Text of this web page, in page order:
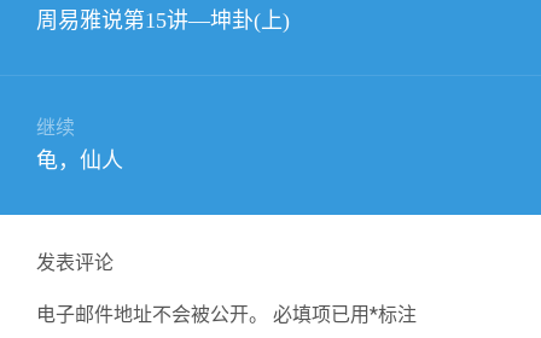
上
章：
周易雅说第15讲—坤卦(上)
继续
下
文
章：
龟，仙人
发表评论
电子邮件地址不会被公开。 必填项已用*标注